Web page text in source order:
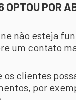
OPTOU POR
não esteja
um contato
os clientes
por